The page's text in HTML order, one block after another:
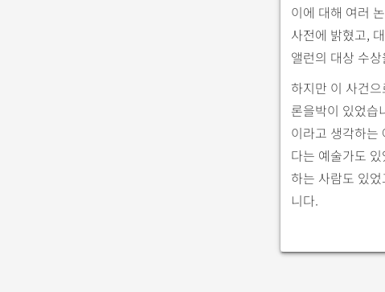
이에 대해 여러
사전에 밝혔고,
앨런의 대상 수
하지만 이 사건
론을박이 있었습
이라고 생각하는
다는 예술가도
하는 사람도 있
니다.